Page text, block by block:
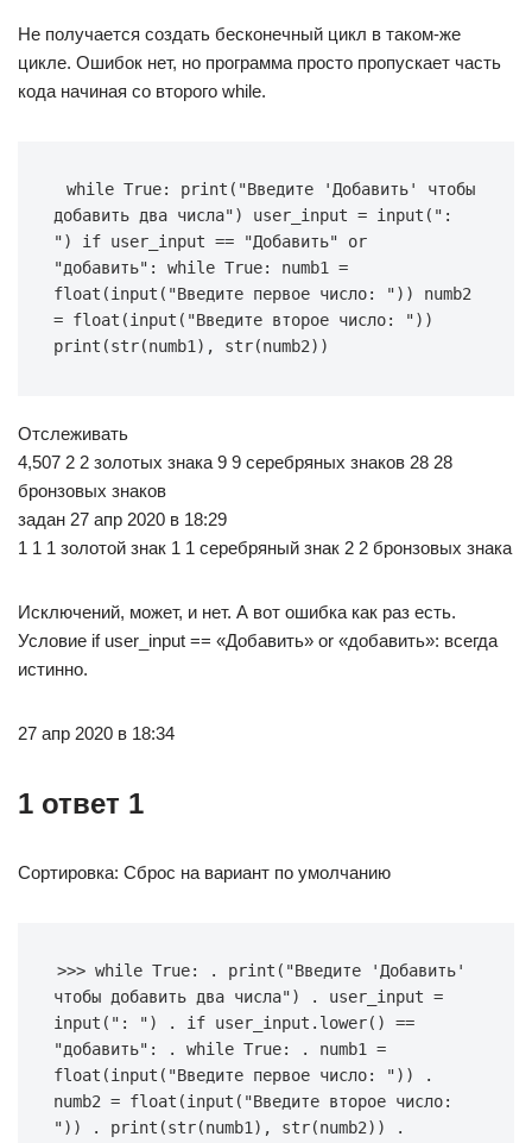
Не получается создать бесконечный цикл в таком-же
цикле. Ошибок нет, но программа просто пропускает часть
кода начиная со второго while.
while True: print("Введите 'Добавить' чтобы
добавить два числа") user_input = input(":
") if user_input == "Добавить" or
"добавить": while True: numb1 =
float(input("Введите первое число: ")) numb2
= float(input("Введите второе число: "))
print(str(numb1), str(numb2))
Отслеживать
4,507 2 2 золотых знака 9 9 серебряных знаков 28 28
бронзовых знаков
задан 27 апр 2020 в 18:29
1 1 1 золотой знак 1 1 серебряный знак 2 2 бронзовых знака
Исключений, может, и нет. А вот ошибка как раз есть.
Условие if user_input == «Добавить» or «добавить»: всегда
истинно.
27 апр 2020 в 18:34
1 ответ 1
Сортировка: Сброс на вариант по умолчанию
>>> while True: . print("Введите 'Добавить'
чтобы добавить два числа") . user_input =
input(": ") . if user_input.lower() ==
"добавить": . while True: . numb1 =
float(input("Введите первое число: ")) .
numb2 = float(input("Введите второе число:
")) . print(str(numb1), str(numb2)) .